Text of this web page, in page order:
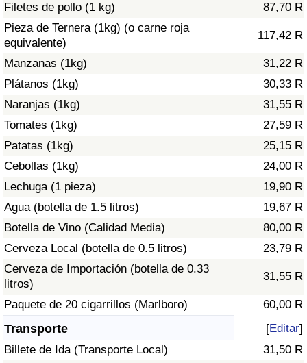
Filetes de pollo (1 kg)
87,70 R
Pieza de Ternera (1kg) (o carne roja
equivalente)
117,42 R
Manzanas (1kg)
31,22 R
Plátanos (1kg)
30,33 R
Naranjas (1kg)
31,55 R
Tomates (1kg)
27,59 R
Patatas (1kg)
25,15 R
Cebollas (1kg)
24,00 R
Lechuga (1 pieza)
19,90 R
Agua (botella de 1.5 litros)
19,67 R
Botella de Vino (Calidad Media)
80,00 R
Cerveza Local (botella de 0.5 litros)
23,79 R
Cerveza de Importación (botella de 0.33
litros)
31,55 R
Paquete de 20 cigarrillos (Marlboro) 60,00 R
Transporte [Editar]
Billete de Ida (Transporte Local)
31,50 R
Índice de Sanidad por País
Contaminación
Índice de Contaminación (Actual)
Índice de contaminación
Índice de Contaminación por País
Tráfico
Índice de Tráfico
Índice de Tráfico (Actual)
Índice de Tráfico por País